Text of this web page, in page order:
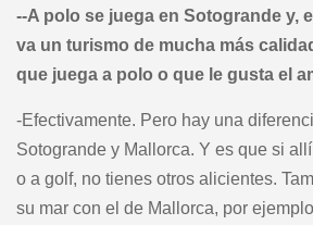
--A polo se juega en Sotogrande y,
va un turismo de mucha más
que juega a polo o que le gusta el
-Efectivamente. Pero hay una
Sotogrande y Mallorca. Y es que si
o a golf, no tienes otros alicientes.
su mar con el de Mallorca, por